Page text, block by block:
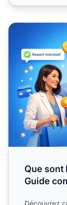
Que sont les
Que sont
Guide
Découvrez